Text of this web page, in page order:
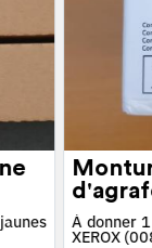
À donner
XEROX